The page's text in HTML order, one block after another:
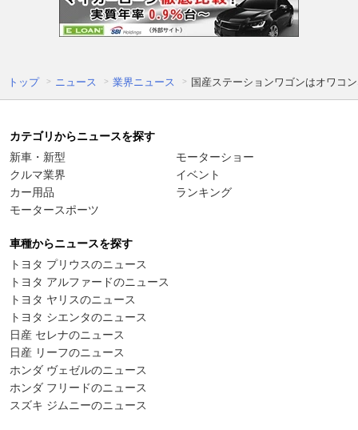
トップ ニュース 業界ニュース 国産ステーションワゴンはオワコ
カテゴリからニュースを探す
新車・新型
クルマ業界
カー用品
モータースポーツ
モーターショー
イベント
ランキング
車種からニュースを探す
トヨタ プリウスのニュース
トヨタ アルファードのニュース
トヨタ ヤリスのニュース
トヨタ シエンタのニュース
日産 セレナのニュース
日産 リーフのニュース
ホンダ ヴェゼルのニュース
ホンダ フリードのニュース
スズキ ジムニーのニュース